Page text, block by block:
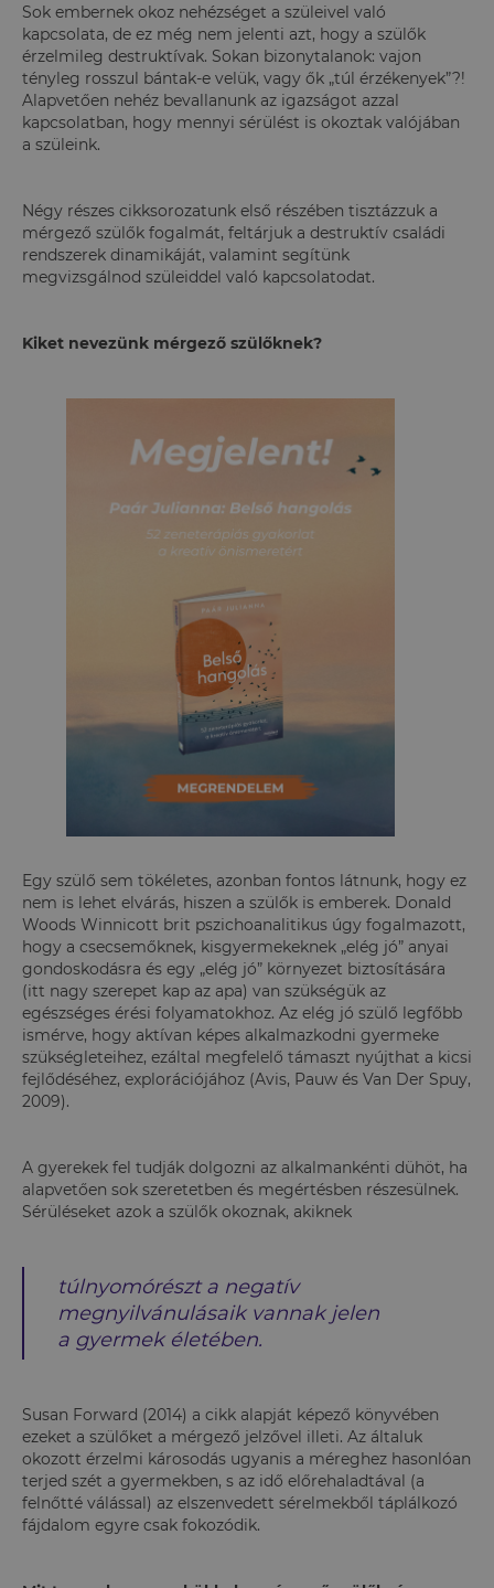
Sok embernek okoz nehézséget a szüleivel való
kapcsolata, de ez még nem jelenti azt, hogy a szülők
érzelmileg destruktívak. Sokan bizonytalanok: vajon
tényleg rosszul bántak-e velük, vagy ők „túl érzékenyek”?!
Alapvetően nehéz bevallanunk az igazságot azzal
kapcsolatban, hogy mennyi sérülést is okoztak valójában
a szüleink.
Négy részes cikksorozatunk első részében tisztázzuk a
mérgező szülők fogalmát, feltárjuk a destruktív családi
rendszerek dinamikáját, valamint segítünk
megvizsgálnod szüleiddel való kapcsolatodat.
Kiket nevezünk mérgező szülőknek?
Egy szülő sem tökéletes, azonban fontos látnunk, hogy ez
nem is lehet elvárás, hiszen a szülők is emberek. Donald
Woods Winnicott brit pszichoanalitikus úgy fogalmazott,
hogy a csecsemőknek, kisgyermekeknek „elég jó” anyai
gondoskodásra és egy „elég jó” környezet biztosítására
(itt nagy szerepet kap az apa) van szükségük az
egészséges érési folyamatokhoz. Az elég jó szülő legfőbb
ismérve, hogy aktívan képes alkalmazkodni gyermeke
szükségleteihez, ezáltal megfelelő támaszt nyújthat a kicsi
fejlődéséhez, explorációjához (Avis, Pauw és Van Der Spuy,
2009).
A gyerekek fel tudják dolgozni az alkalmankénti dühöt, ha
alapvetően sok szeretetben és megértésben részesülnek.
Sérüléseket azok a szülők okoznak, akiknek
túlnyomórészt a negatív
megnyilvánulásaik vannak jelen
a gyermek életében.
Susan Forward (2014) a cikk alapját képező könyvében
ezeket a szülőket a mérgező jelzővel illeti. Az általuk
okozott érzelmi károsodás ugyanis a méreghez hasonlóan
terjed szét a gyermekben, s az idő előrehaladtával (a
felnőtté válással) az elszenvedett sérelmekből táplálkozó
fájdalom egyre csak fokozódik.